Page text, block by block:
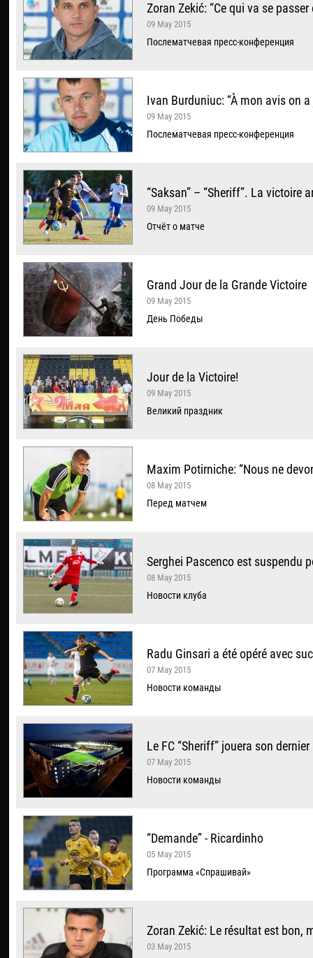
Zoran Zekić: “Ce qui va se
09 May 2015
Послематчевая пресс-конференция
Ivan Burduniuc: “À mon avis on
09 May 2015
Послематчевая пресс-конференция
“Saksan” – “Sheriff”. La victoire
09 May 2015
Отчёт о матче
Grand Jour de la Grande Victoire
09 May 2015
День Победы
Jour de la Victoire!
09 May 2015
Великий праздник
Maxim Potirniche: “Nous ne
08 May 2015
Перед матчем
Serghei Pascenco est suspendu
08 May 2015
Новости клуба
Radu Ginsari a été opéré avec
07 May 2015
Новости команды
Le FC “Sheriff” jouera son
07 May 2015
Новости команды
“Demande” - Ricardinho
05 May 2015
Программа «Спрашивай»
Zoran Zekić: Le résultat est bon,
03 May 2015